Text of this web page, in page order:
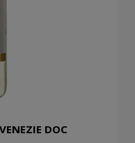
DOC